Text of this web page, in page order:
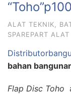
“Toho”p100
ALAT TEKNIK
SPAREPART
bahan
Flap Disc Toho